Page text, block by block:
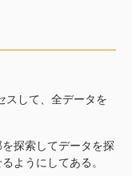
スして、全データを
探索してデータを探
ようにしてある。